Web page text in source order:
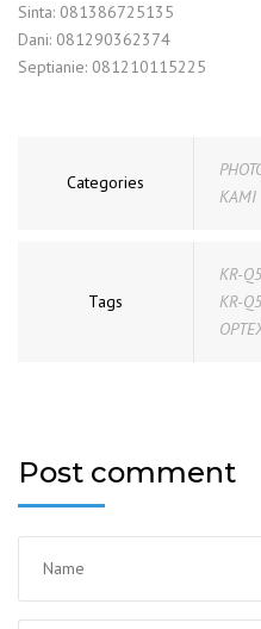
Sinta: 081386725135
Dani: 081290362374
Septianie: 081210115225
Categories
KAMI
Tags
KR-
KR-
Post comment